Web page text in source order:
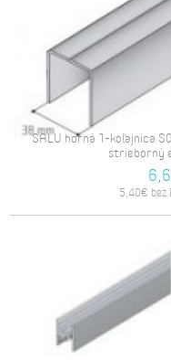
SALU horná 1-koľajnica
strieborný
5,40€ bez